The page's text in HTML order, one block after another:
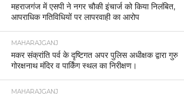
महराजगंज में एसपी ने नगर चौकी इंचार्ज को किया निलंबित,
आपराधिक गतिविधियों पर लापरवाही का आरोप
MAHARAJGANJ
मकर संक्रांति पर्व के दृष्टिगत अपर पुलिस अधीक्षक द्वारा गुरु
गोरक्षनाथ मंदिर व पार्किंग स्थल का निरीक्षण।
MAHARAJGANJ